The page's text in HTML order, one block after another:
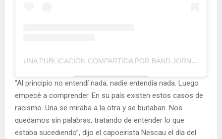
UNA PUBLICACIÓN COMPARTIDA POR BAND JORNALISMO (@BANDJORNALISMO)
“Al principio no entendí nada, nadie entendía nada. Luego
empecé a comprender. En su país existen estos casos de
racismo. Una se miraba a la otra y se burlaban. Nos
quedamos sin palabras, tratando de entender lo que
estaba sucediendo”, dijo el capoeirista Nescau el día del